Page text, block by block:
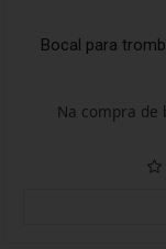
Bocal para
Na compra de